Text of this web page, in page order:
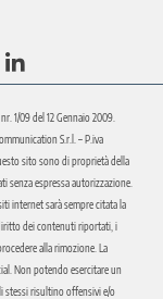
1/09 del 12 Gennaio 2009.
S.r.l. – P.iva
sito sono di proprietà della
senza espressa autorizzazione.
internet sarà sempre citata la
dei contenuti riportati, i
alla rimozione. La
Non potendo esercitare un
stessi risultino offensivi e/o